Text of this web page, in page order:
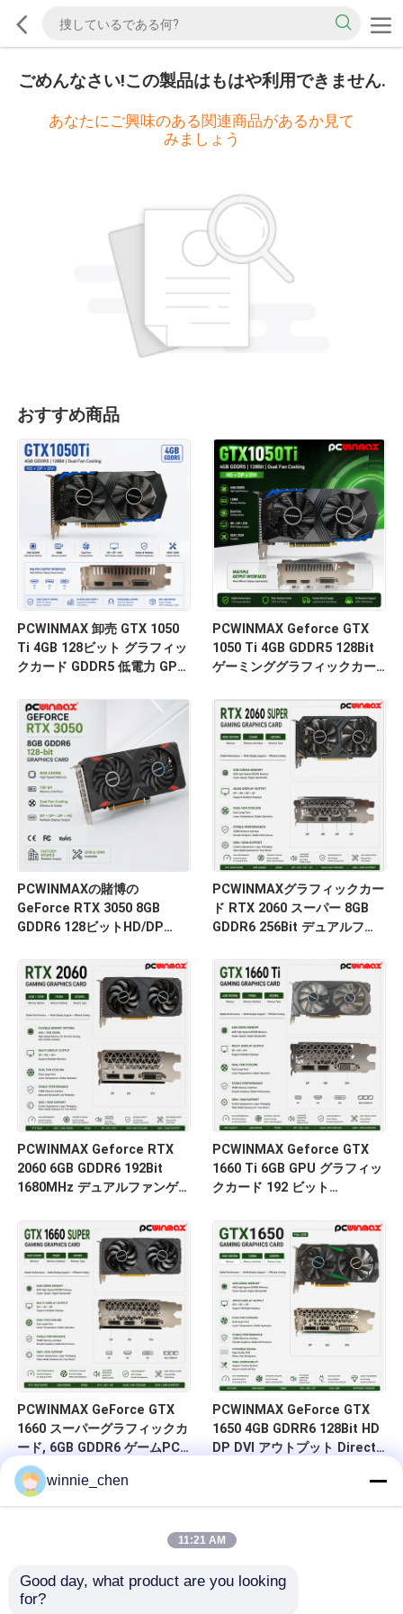
ごめんなさい!この製品はもはや利用できません.
あなたにご興味のある関連商品があるか見て
みましょう
おすすめ商品
PCWINMAX 卸売 GTX 1050
Ti 4GB 128ビット グラフィッ
クカード GDDR5 低電力 GPU
用
PCWINMAX Geforce GTX
1050 Ti 4GB GDDR5 128Bit
ゲーミンググラフィックカー
スクトップコンピューター用
在庫あり
PCWINMAXの賭博の
GeForce RTX 3050 8GB
GDDR6 128ビットHD/DP
の二重ファンのグラフィック
ス・カード
PCWINMAXグラフィックカー
ド RTX 2060 スーパー 8GB
GDDR6 256Bit デュアルファ
シング ゲームPC用 OEM卸売
PCWINMAX Geforce RTX
2060 6GB GDDR6 192Bit
1680MHz デュアルファンゲ
HD/DP/DVI デスクトップ・コ
ンピュータ向け
PCWINMAX Geforce GTX
1660 Ti 6GB GPU グラフィッ
クカード 192 ビット
DVI 14Gbps メモリ
PCWINMAX GeForce GTX
1660 スーパーグラフィックカ
ード, 6GB GDDR6 ゲームPC
GPU 192ビット ビデオカード
PCIe 3.0 x16 1660S ゲームカ
ード
PCWINMAX GeForce GTX
1650 4GB GDRR6 128Bit HD
DP DVI アウトプット DirectX
winnie_chen
11:21 AM
Good day, what product are you looking
for?